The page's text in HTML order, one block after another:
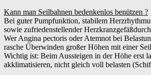
Kann man Seilbahnen bedenkenlos benützen ?
Bei guter Pumpfunktion, stabilem
sowie zufriedenstellender
Wer Angina pectoris oder Atemnot bei
rasche Überwinden großer Höhen mit einer
Wichtig ist: Beim Aussteigen in der Höhe erst
akklimatisieren, nicht gleich voll belasten